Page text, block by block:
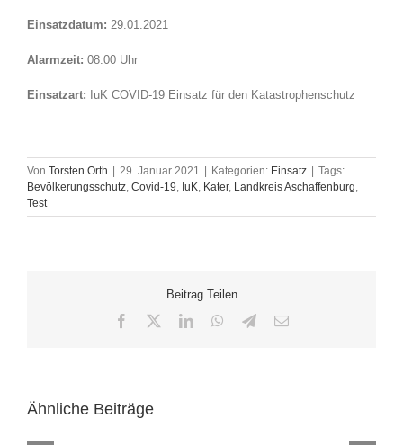
Einsatzdatum: 29.01.2021
Alarmzeit: 08:00 Uhr
Einsatzart: IuK COVID-19 Einsatz für den Katastrophenschutz
Von Torsten Orth | 29. Januar 2021 | Kategorien: Einsatz | Tags:
Bevölkerungsschutz, Covid-19, IuK, Kater, Landkreis Aschaffenburg,
Test
Beitrag Teilen
Facebook LinkedInWhatsApp
Telegram
E-
Ähnliche Beiträge